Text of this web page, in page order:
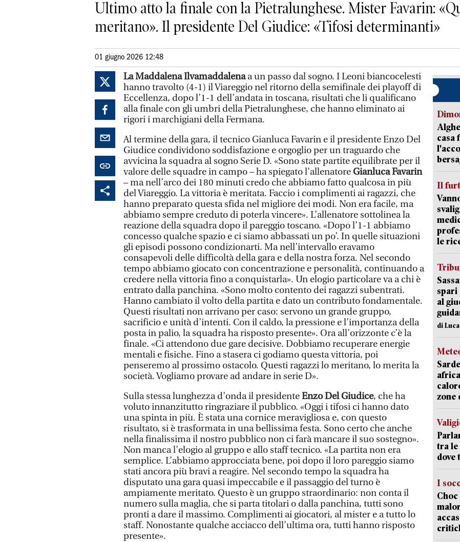
Ultimo atto la finale con la Pietralunghese. Mister Favarin:
meritano». Il presidente Del Giudice: «Tifosi determinanti»
01 giugno 2026 12:48
La MaddalenaIlvamaddalenaa un passo dal sogno. I Leoni biancocelesti
hanno travolto (4-1) il Viareggio nel ritorno della semifinale dei playoff di
Eccellenza, dopo l’1-1 dell’andata in toscana, risultati che li qualificano
alla finale con gli umbri della Pietralunghese, che hanno eliminato ai
rigori i marchigiani della Fermana.
Al termine della gara, il tecnico Gianluca Favarin e il presidente Enzo Del
Giudice condividono soddisfazione e orgoglio per un traguardo che
avvicina la squadra al sogno Serie D. «Sono state partite equilibrate per il
valore delle squadre in campo – ha spiegato l’allenatoreGianluca Favarin
– ma nell’arco dei 180 minuti credo che abbiamo fatto qualcosa in più
del Viareggio. La vittoria è meritata. Faccio i complimenti ai ragazzi, che
hanno preparato questa sfida nel migliore dei modi. Non era facile, ma
abbiamo sempre creduto di poterla vincere». L’allenatore sottolinea la
reazione della squadra dopo il pareggio toscano. «Dopo l’1-1 abbiamo
concesso qualche spazio e ci siamo abbassati un po’. In quelle situazioni
gli episodi possono condizionarti. Ma nell’intervallo eravamo
consapevoli delle difficoltà della gara e della nostra forza. Nel secondo
tempo abbiamo giocato con concentrazione e personalità, continuando a
credere nella vittoria fino a conquistarla». Un elogio particolare va a chi è
entrato dalla panchina. «Sono molto contento dei ragazzi subentrati.
Hanno cambiato il volto della partita e dato un contributo fondamentale.
Questi risultati non arrivano per caso: servono un grande gruppo,
sacrificio e unità d’intenti. Con il caldo, la pressione e l’importanza della
posta in palio, la squadra ha risposto presente». Ora all’orizzonte c’è la
finale. «Ci attendono due gare decisive. Dobbiamo recuperare energie
mentali e fisiche. Fino a stasera ci godiamo questa vittoria, poi
penseremo al prossimo ostacolo. Questi ragazzi lo meritano, lo merita la
società. Vogliamo provare ad andare in serie D».
Sulla stessa lunghezza d’onda il presidenteEnzo Del Giudice, che ha
voluto innanzitutto ringraziare il pubblico. «Oggi i tifosi ci hanno dato
una spinta in più. È stata una cornice meravigliosa e, con questo
risultato, si è trasformata in una bellissima festa. Sono certo che anche
nella finalissima il nostro pubblico non ci farà mancare il suo sostegno».
Non manca l’elogio al gruppo e allo staff tecnico. «La partita non era
semplice. L’abbiamo approcciata bene, poi dopo il loro pareggio siamo
stati ancora più bravi a reagire. Nel secondo tempo la squadra ha
disputato una gara quasi impeccabile e il passaggio del turno è
ampiamente meritato. Questo è un gruppo straordinario: non conta il
numero sulla maglia, che si parta titolari o dalla panchina, tutti sono
pronti a dare il massimo. Complimenti ai giocatori, al mister e a tutto lo
staff. Nonostante qualche acciacco dell’ultima ora, tutti hanno risposto
presente».
casa
Il
le
spari
al
di
zone
tra le
dove
I
Choc